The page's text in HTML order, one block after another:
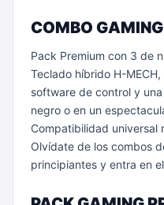
COMBO
Pack Premium con 3 de
Teclado híbrido H-
software de control y
negro o en un
Compatibilidad universal
Olvídate de los combos
principiantes y entra en